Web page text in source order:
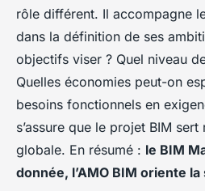
rôle différent. Il accompagne
dans la définition de ses
objectifs viser ? Quel niveau
Quelles économies peut-on
besoins fonctionnels en
s’assure que le projet BIM
globale. En résumé : le BIM
donnée, l’AMO BIM oriente